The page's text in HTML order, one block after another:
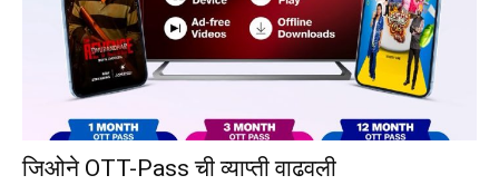
जिओने OTT-Pass ची व्याप्ती वाढवली